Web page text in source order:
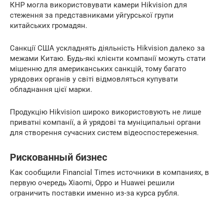
КНР могла використовувати камери Hikvision для
стеження за представниками уйгурської групи
китайських громадян.
Санкції США ускладнять діяльність Hikvision далеко за
межами Китаю. Будь-які клієнти компанії можуть стати
мішенню для американських санкцій, тому багато
урядових органів у світі відмовляться купувати
обладнання цієї марки.
Продукцію Hikvision широко використовують не лише
приватні компанії, а й урядові та муніципальні органи
для створення сучасних систем відеоспостереження.
Рискованный бизнес
Как сообщили Financial Times источники в компаниях, в
первую очередь Xiaomi, Oppo и Huawei решили
ограничить поставки именно из-за курса рубля.